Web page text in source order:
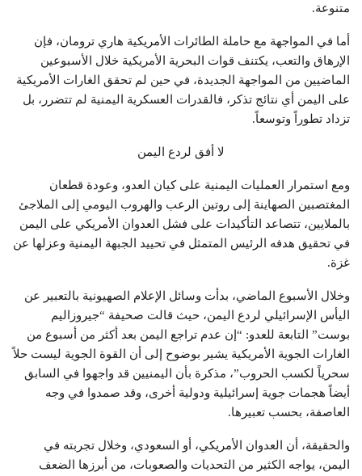
متنوعة.
أما في المواجهة مع حاملة الطائرات الأمريكية هاري ترومان، فإن
الإرهاق والتعب، يكتنف قوات البحرية الأمريكية خلال الأسبوعين
الماضيين من المواجهة الجديدة، في حين لم تحقق الغارات الأمريكية
على اليمن أي نتائج تذكر، فالقدرات العسكرية اليمنية لم تتضرر، بل
تزداد تطوراً وتوسعاً.
لا أفق لردع اليمن
ومع استمرار العمليات اليمنية على كيان العدو، وعودة قطعان
المغتصبين الصهاينة إلى روتين الرعب والهروب اليومي إلى الملاجئ
بالملايين، تتصاعد التأكيدات على فشل العدوان الأمريكي على اليمن
في تحقيق هدفه الرئيس المتمثل في تحييد الجبهة اليمنية وعزلها عن
غزة.
وخلال الأسبوع الماضي، بدأت وسائل الإعلام الصهيونية بالتعبير عن
اليأس الإسرائيلي لردع اليمن، حيث قالت صحيفة “جيروزاليم
بوست” التابعة للعدو: “إن عدم تراجع اليمن بعد أكثر من أسبوع من
الغارات الجوية الأمريكية يشير بوضوح إلى أن القوة الجوية ليست حلاً
سحرياً لكسب الحروب”، مذكرة بأن اليمنيين قد واجهوا في السابق
أيضاً هجمات جوية إسرائيلية ودولية أخرى، وقد صمدوا في وجه
العاصفة، بحسب تعبيرها.
والحقيقة، أن العدوان الأمريكي، أو السعودي، وخلال تجربته في
اليمن، يواجه الكثير من التحديات والصعوبات، من أبرزها الضعف